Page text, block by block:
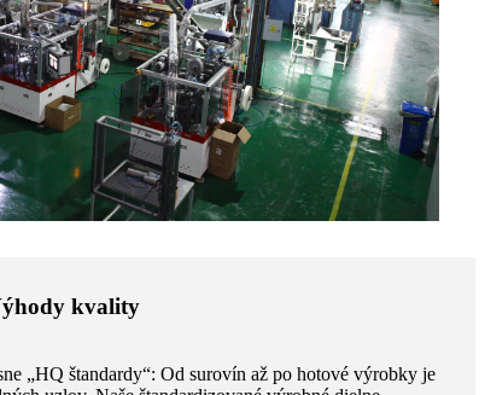
kvality
„HQ štandardy“: Od surovín až po hotové výrobky je